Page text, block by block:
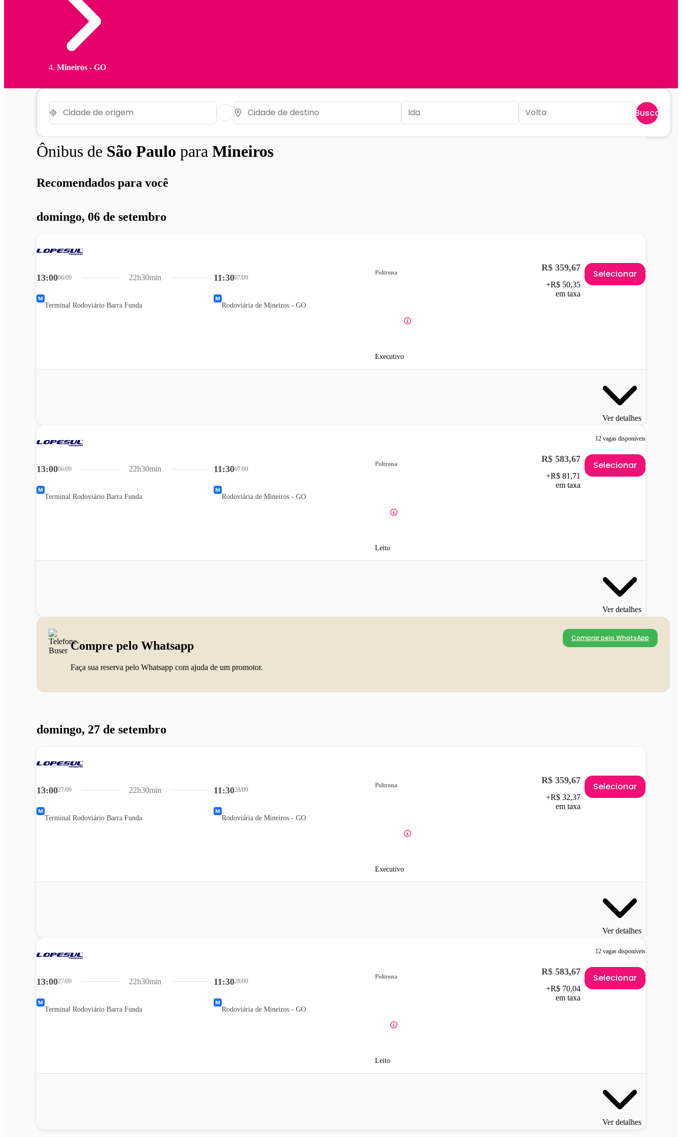
Mineiros - GO
Buscar
Ônibus de São Paulo para Mineiros
Recomendados para você
domingo, 06 de setembro
13:0006/09
Terminal Rodoviário Barra Funda
11:3007/09
Rodoviária de Mineiros - GO
22h30min
Poltrona
Executivo
R$ 359,67
+R$ 50,35
em taxa
Selecionar
Ver detalhes
12 vagas disponíveis
13:0006/09
Terminal Rodoviário Barra Funda
11:3007/09
Rodoviária de Mineiros - GO
22h30min
Poltrona
Leito
R$ 583,67
+R$ 81,71
em taxa
Selecionar
Ver detalhes
Compre pelo Whatsapp
Faça sua reserva pelo Whatsapp com ajuda de um promotor.
Comprar pelo WhatsApp
domingo, 27 de setembro
13:0027/09
Terminal Rodoviário Barra Funda
11:3028/09
Rodoviária de Mineiros - GO
22h30min
Poltrona
Executivo
R$ 359,67
+R$ 32,37
em taxa
Selecionar
Ver detalhes
12 vagas disponíveis
13:0027/09
Terminal Rodoviário Barra Funda
11:3028/09
Rodoviária de Mineiros - GO
22h30min
Poltrona
Leito
R$ 583,67
+R$ 70,04
em taxa
Selecionar
Ver detalhes